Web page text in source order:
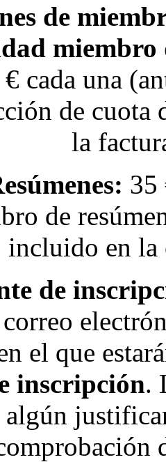
de
cada una
de cuota
la
35
de
incluido en la
de
el que
inscripción.